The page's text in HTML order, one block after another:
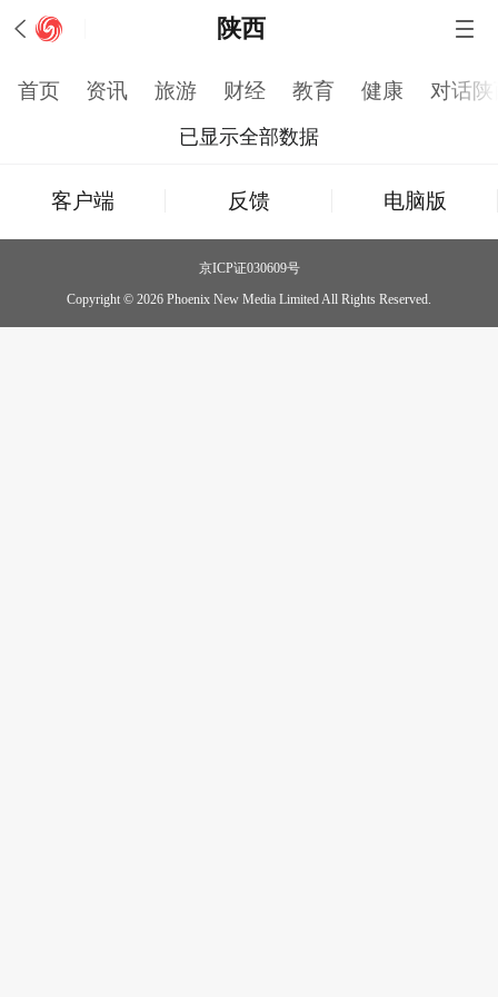
陕西
首页 资讯 旅游 财经 教育 健康 对话陕
已显示全部数据
客户端 反馈 电脑版
京ICP证030609号
Copyright © 2026 Phoenix New Media Limited All Rights Reserved.